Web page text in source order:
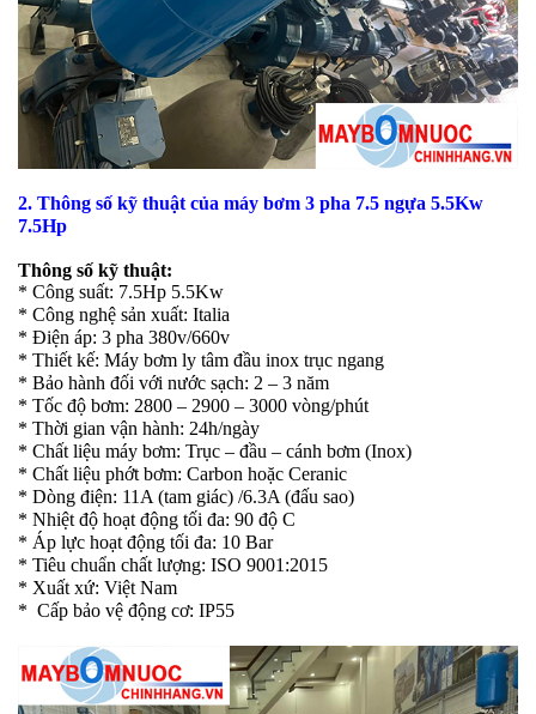
2. Thông số kỹ thuật của máy bơm 3 pha 7.5 ngựa 5.5Kw
7.5Hp
Thông số kỹ thuật:
* Công suất: 7.5Hp 5.5Kw
* Công nghệ sản xuất: Italia
* Điện áp: 3 pha 380v/660v
* Thiết kế: Máy bơm ly tâm đầu inox trục ngang
* Bảo hành đối với nước sạch: 2 – 3 năm
* Tốc độ bơm: 2800 – 2900 – 3000 vòng/phút
* Thời gian vận hành: 24h/ngày
* Chất liệu máy bơm: Trục – đầu – cánh bơm (Inox)
* Chất liệu phớt bơm: Carbon hoặc Ceranic
* Dòng điện: 11A (tam giác) /6.3A (đấu sao)
* Nhiệt độ hoạt động tối đa: 90 độ C
* Áp lực hoạt động tối đa: 10 Bar
* Tiêu chuẩn chất lượng: ISO 9001:2015
* Xuất xứ: Việt Nam
* Cấp bảo vệ động cơ: IP55